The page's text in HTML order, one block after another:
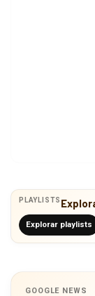
PLAYLISTS
Explorar playlists
GOOGLE NEWS